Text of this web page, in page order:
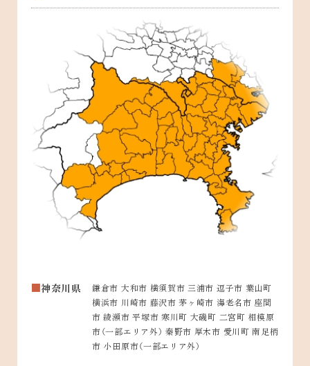
神奈川県
鎌倉市 大和市 横須賀市 三浦市 逗子市 葉山町
横浜市 川崎市 藤沢市 茅ヶ崎市 海老名市 座間
市 綾瀬市 平塚市 寒川町 大磯町 二宮町 相模原
市（一部エリア外） 秦野市 厚木市 愛川町 南足柄
市 小田原市（一部エリア外）